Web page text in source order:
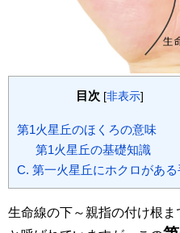
目次 [非表示]
第1火星丘のほくろの意味
第1火星丘の基礎知識
C. 第一火星丘にホクロがある
生命線の下～親指の付け根ま